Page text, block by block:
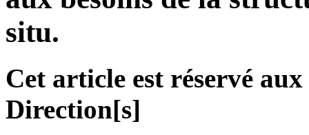
situ.
Cet article est réservé
Direction[s]